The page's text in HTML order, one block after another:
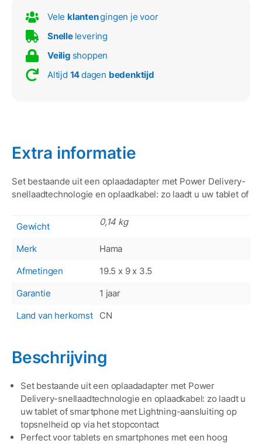
Vele klantengingen je voor
Snelle levering
Veilig shoppen
Altijd 14dagen bedenktijd
Extra informatie
Set bestaande uit een oplaadadapter met Power Delivery-
snellaadtechnologie en oplaadkabel: zo laadt u uw tablet of
Gewicht 0,14 kg
Merk
Hama
Afmetingen
19.5 x 9 x 3.5
Garantie
1 jaar
Land van herkomst
CN
Beschrijving
Set bestaande uit een oplaadadapter met Power
Delivery-snellaadtechnologie en oplaadkabel: zo laadt u
uw tablet of smartphone met Lightning-aansluiting op
topsnelheid op via het stopcontact
Perfect voor tablets en smartphones met een hoog